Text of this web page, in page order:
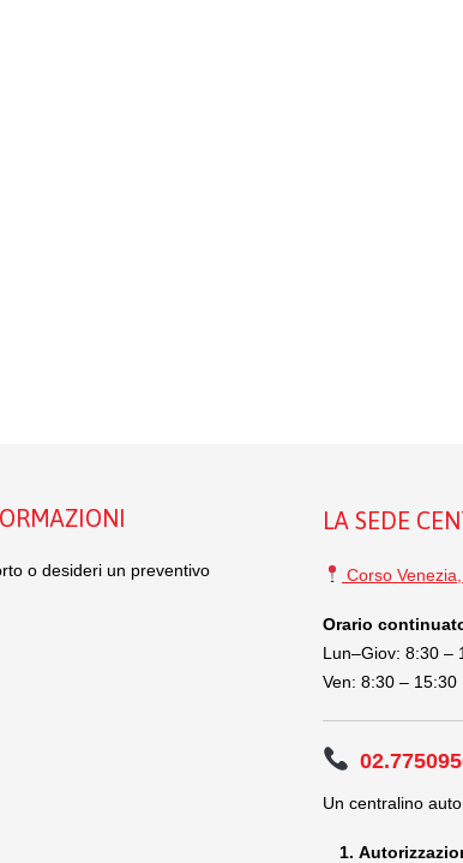
o desideri un preventivo
LA SEDE
Corso
Orario
Lun–Giov: 8:30 –
Ven: 8:30 – 15:30
Un centralino